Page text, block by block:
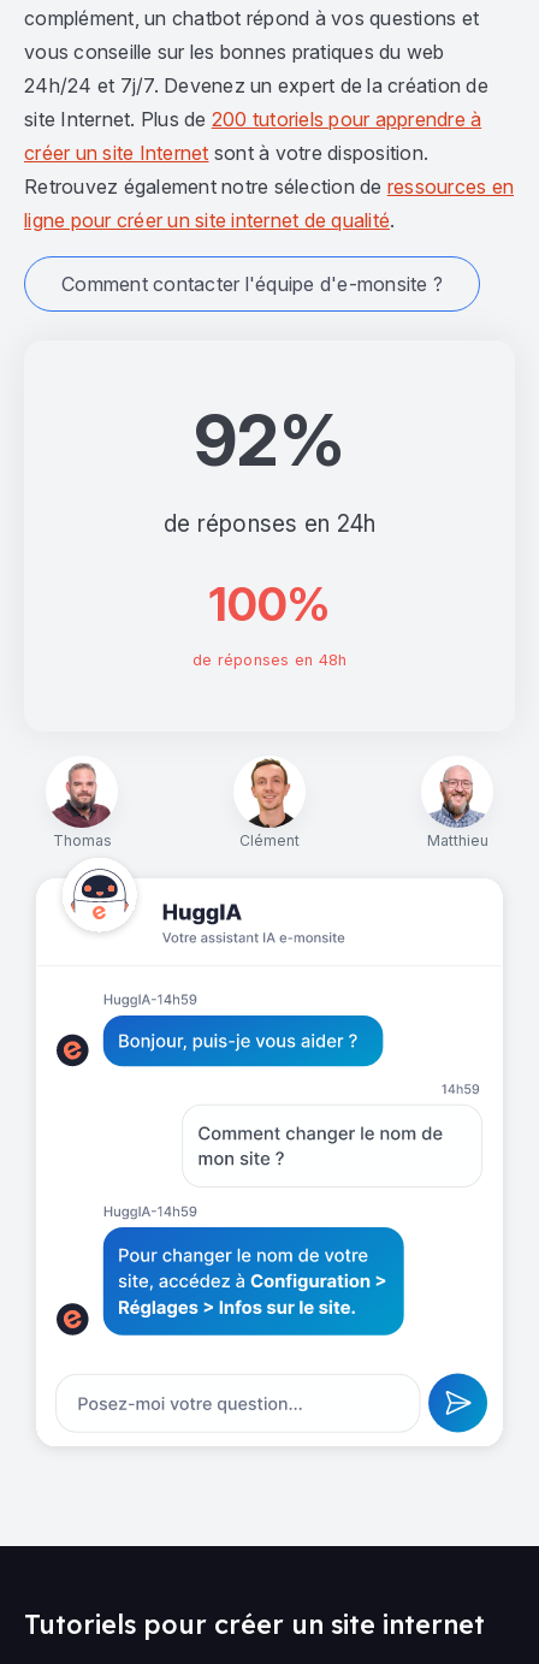
Thomas Clément Matthieu
92%
de réponses en 24h
100%
de réponses en 48h
complément, un chatbot répond à vos questions et
vous conseille sur les bonnes pratiques du web
24h/24 et 7j/7. Devenez un expert de la création de
site Internet. Plus de 200 tutoriels pour apprendre à
créer un site Internet sont à votre disposition.
Retrouvez également notre sélection de ressources en
ligne pour créer un site internet de qualité.
Comment contacter l'équipe d'e-monsite ?
Tutoriels pour créer un site internet